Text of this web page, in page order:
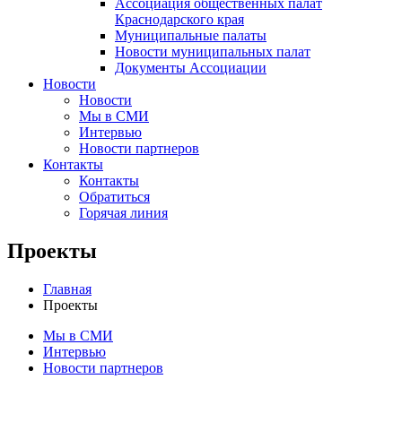
Ассоциация общественных палат
Краснодарского края
Муниципальные палаты
Новости муниципальных палат
Документы Ассоциации
Новости
Новости
Мы в СМИ
Интервью
Новости партнеров
Контакты
Контакты
Обратиться
Горячая линия
Проекты
Главная
Проекты
Мы в СМИ
Интервью
Новости партнеров